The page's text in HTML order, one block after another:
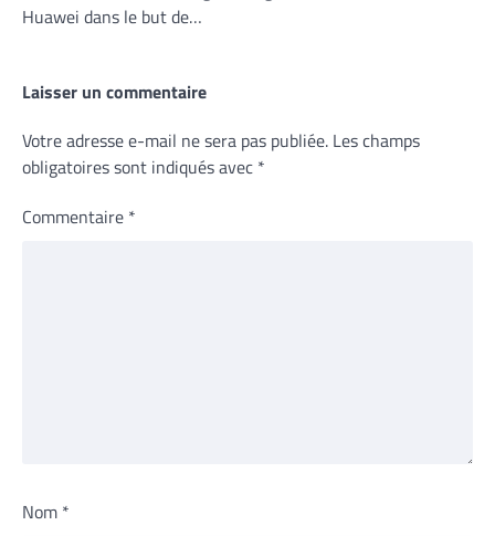
Huawei dans le but de…
Laisser un commentaire
Votre adresse e-mail ne sera pas publiée. Les champs
obligatoires sont indiqués avec *
Commentaire *
Nom *